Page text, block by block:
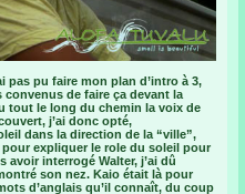
pas pu faire mon plan d’intro à 3,
de faire ça devant la
tout le long du chemin la voix de
j’ai donc opté,
dans la direction de la “ville”,
pour expliquer le role du soleil pour
interrogé Walter, j’ai dû
son nez. Kaio était là pour
d’anglais qu’il connaît, du coup